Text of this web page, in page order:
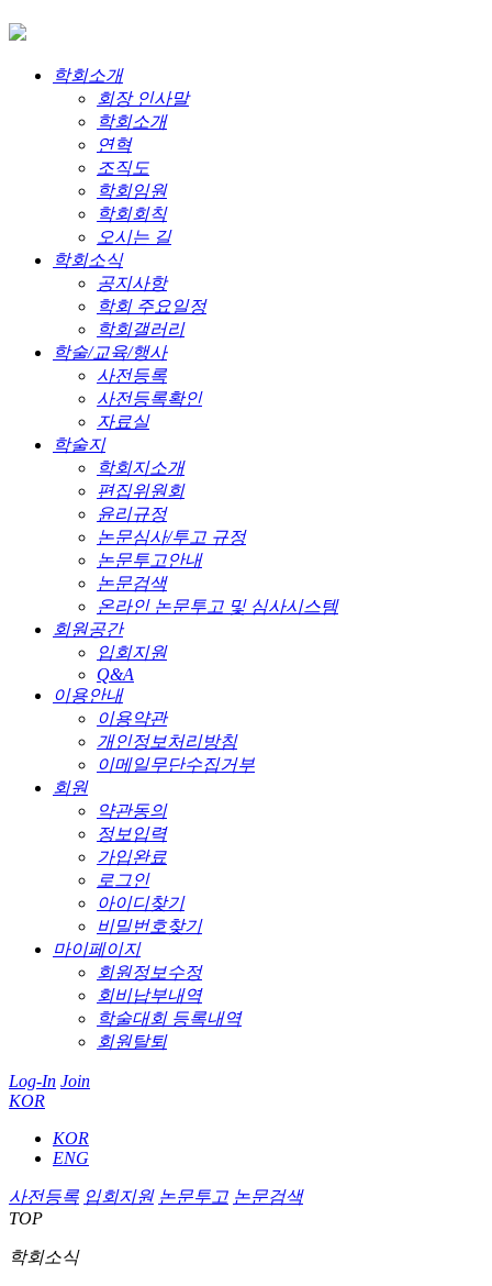
학회소개
회장 인사말
학회소개
연혁
조직도
학회임원
학회회칙
오시는 길
학회소식
공지사항
학회 주요일정
학회갤러리
학술/교육/행사
사전등록
사전등록확인
자료실
학술지
학회지소개
편집위원회
윤리규정
논문심사/투고 규정
논문투고안내
논문검색
온라인 논문투고 및 심사시스템
회원공간
입회지원
Q&A
이용안내
이용약관
개인정보처리방침
이메일무단수집거부
회원
약관동의
정보입력
가입완료
로그인
아이디찾기
비밀번호찾기
마이페이지
회원정보수정
회비납부내역
학술대회 등록내역
회원탈퇴
Log-In Join
KOR
KOR
ENG
사전등록 입회지원 논문투고 논문검색
TOP
학회소식